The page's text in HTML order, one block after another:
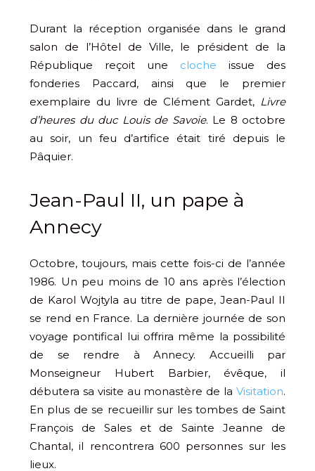
Durant la réception organisée dans le grand
salon de l’Hôtel de Ville, le président de la
République reçoit une cloche issue des
fonderies Paccard, ainsi que le premier
exemplaire du livre de Clément Gardet, Livre
d’heures du duc Louis de Savoie. Le 8 octobre
au soir, un feu d’artifice était tiré depuis le
Pâquier.
Jean-Paul II, un pape à
Annecy
Octobre, toujours, mais cette fois-ci de l’année
1986. Un peu moins de 10 ans après l’élection
de Karol Wojtyla au titre de pape, Jean-Paul II
se rend en France. La dernière journée de son
voyage pontifical lui offrira même la possibilité
de se rendre à Annecy. Accueilli par
Monseigneur Hubert Barbier, évêque, il
débutera sa visite au monastère de la Visitation.
En plus de se recueillir sur les tombes de Saint
François de Sales et de Sainte Jeanne de
Chantal, il rencontrera 600 personnes sur les
lieux.